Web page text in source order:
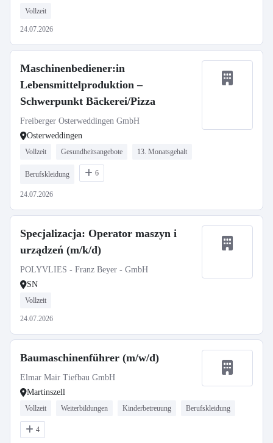
Vollzeit
24.07.2026
Maschinenbediener:in
Lebensmittelproduktion –
Schwerpunkt Bäckerei/Pizza
Freiberger Osterweddingen GmbH
Osterweddingen
Vollzeit Gesundheitsangebote 13. Monatsgehalt
Berufskleidung 6
24.07.2026
Specjalizacja: Operator maszyn i
urządzeń (m/k/d)
POLYVLIES - Franz Beyer - GmbH
SN
Vollzeit
24.07.2026
Baumaschinenführer (m/w/d)
Elmar Mair Tiefbau GmbH
Martinszell
Vollzeit Weiterbildungen Kinderbetreuung Berufskleidung
4